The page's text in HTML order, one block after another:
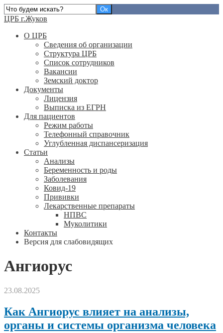
ЦРБ г.Жуков
О ЦРБ
Сведения об организации
Структура ЦРБ
Список сотрудников
Вакансии
Земский доктор
Документы
Лицензия
Выписка из ЕГРН
Для пациентов
Режим работы
Телефонный справочник
Углубленная диспансеризация
Статьи
Анализы
Беременность и роды
Заболевания
Ковид-19
Прививки
Лекарственные препараты
НПВС
Муколитики
Контакты
Версия для слабовидящих
Ангиорус
23.08.2025
Как Ангиорус влияет на анализы,
органы и системы организма человека